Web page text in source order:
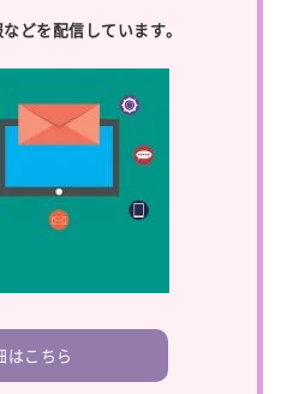
どを配信しています。
はこちら